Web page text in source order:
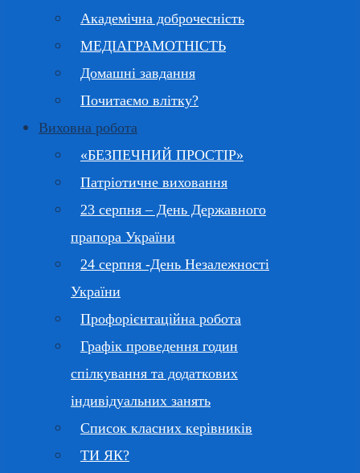
Академічна доброчесність
МЕДІАГРАМОТНІСТЬ
Домашні завдання
Почитаємо влітку?
Виховна робота
«БЕЗПЕЧНИЙ ПРОСТІР»
Патріотичне виховання
23 серпня – День Державного
прапора України
24 серпня -День Незалежності
України
Профорієнтаційна робота
Графік проведення годин
спілкування та додаткових
індивідуальних занять
Список класних керівників
ТИ ЯК?